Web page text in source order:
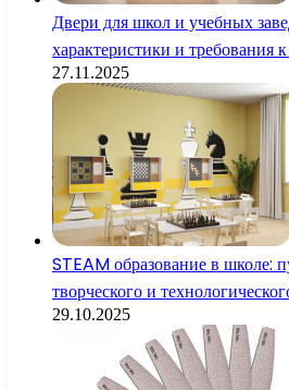
Двери для школ и учебных
характеристики и требования к
27.11.2025
STEAM образование в школе:
творческого и
29.10.2025